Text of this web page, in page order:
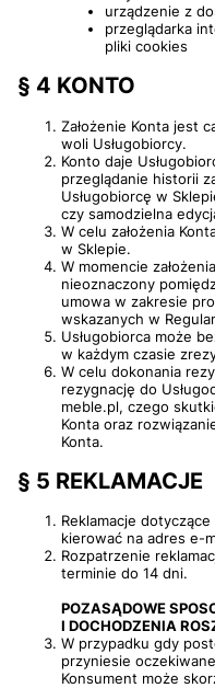
urządzenie z
przeglądarka
pliki cookies
§ 4 KONTO
Założenie Konta jest
woli Usługobiorcy.
Konto daje
przeglądanie historii
Usługobiorcę w
czy samodzielna
W celu założenia
w Sklepie.
W momencie
nieoznaczony
umowa w zakresie
wskazanych w
Usługobiorca może
w każdym czasie
W celu dokonania
rezygnację do
meble.pl, czego
Konta oraz
Konta.
§ 5 REKLAMACJE
Reklamacje
kierować na adres e-
Rozpatrzenie
terminie do 14 dni.
POZASĄDOWE
I DOCHODZENIA
W przypadku gdy
przyniesie
Konsument może